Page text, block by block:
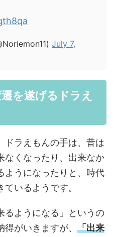
July 7,
を遂げるドラえ
ドラえもんの手は、昔は
なくなったり、出来なか
ようになったりと、時代
いるようです。
るようになる」というの
がいきますが、 「出来